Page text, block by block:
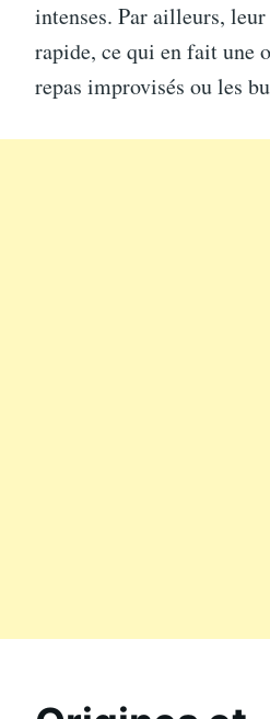
intenses. Par ailleurs,
rapide, ce qui en fait une
repas improvisés ou les